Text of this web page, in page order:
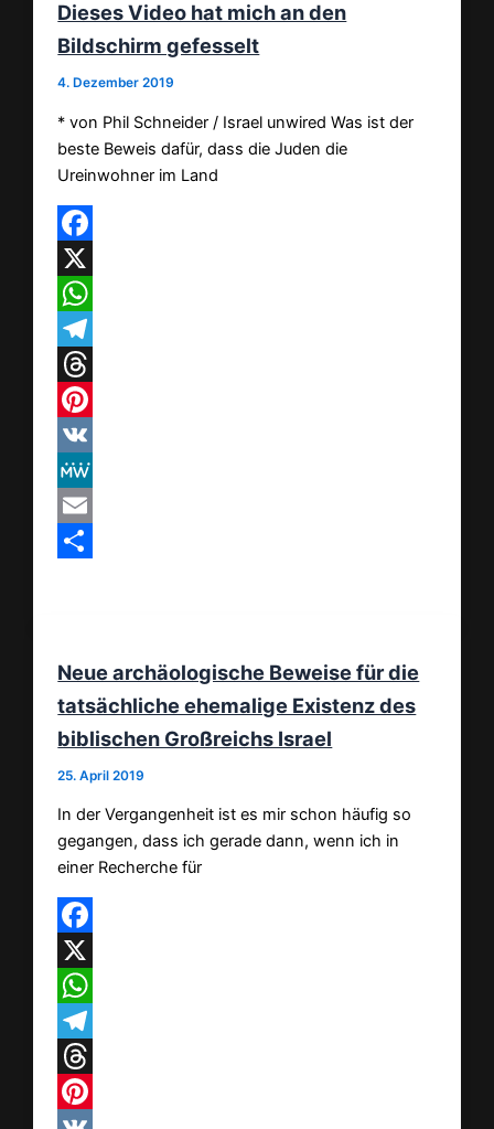
Dieses Video hat mich an den
Bildschirm gefesselt
4. Dezember 2019
* von Phil Schneider / Israel unwired Was ist der
beste Beweis dafür, dass die Juden die
Ureinwohner im Land
Facebook
X
WhatsApp
Telegram
Threads
Pinterest
VK
MeWe
Email
Neue archäologische Beweise für die
tatsächliche ehemalige Existenz des
biblischen Großreichs Israel
25. April 2019
In der Vergangenheit ist es mir schon häufig so
gegangen, dass ich gerade dann, wenn ich in
einer Recherche für
Facebook
X
WhatsApp
Telegram
Threads